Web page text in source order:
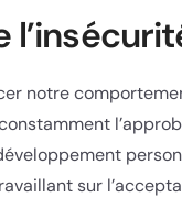
notre
sur